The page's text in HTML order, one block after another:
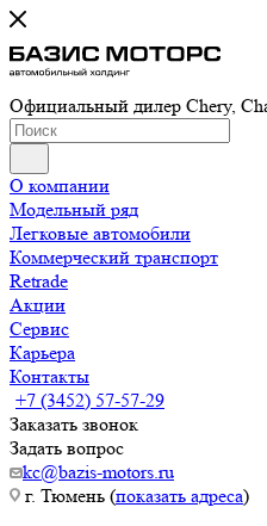
Официальный дилер Chery,
О компании
Модельный ряд
Легковые автомобили
Коммерческий транспорт
Retrade
Акции
Сервис
Карьера
Контакты
+7 (3452) 57-57-29
Заказать звонок
Задать вопрос
kc@bazis-motors.ru
г. Тюмень (показать адреса)